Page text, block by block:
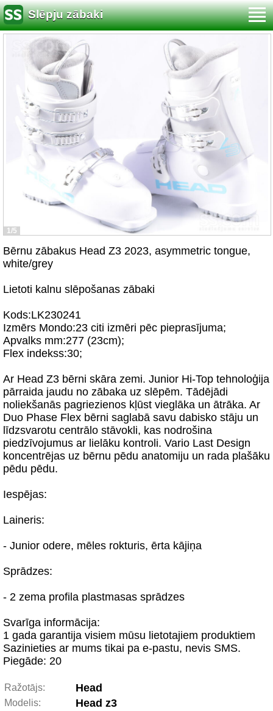
Slēpju zābaki
1/5
Bērnu zābakus Head Z3 2023, asymmetric tongue,
white/grey
Lietoti kalnu slēpošanas zābaki
Kods:LK230241
Izmērs Mondo:23 citi izmēri pēc pieprasījuma;
Apvalks mm:277 (23cm);
Flex indekss:30;
Ar Head Z3 bērni skāra zemi. Junior Hi-Top tehnoloģija
pārraida jaudu no zābaka uz slēpēm. Tādējādi
noliekšanās pagriezienos kļūst vieglāka un ātrāka. Ar
Duo Phase Flex bērni saglabā savu dabisko stāju un
līdzsvarotu centrālo stāvokli, kas nodrošina
piedzīvojumus ar lielāku kontroli. Vario Last Design
koncentrējas uz bērnu pēdu anatomiju un rada plašāku
pēdu pēdu.
Iespējas:
Laineris:
- Junior odere, mēles rokturis, ērta kājiņa
Sprādzes:
- 2 zema profila plastmasas sprādzes
Svarīga informācija:
1 gada garantija visiem mūsu lietotajiem produktiem
Sazinieties ar mums tikai pa e-pastu, nevis SMS.
Piegāde: 20
Ražotājs: Head
Modelis: Head z3